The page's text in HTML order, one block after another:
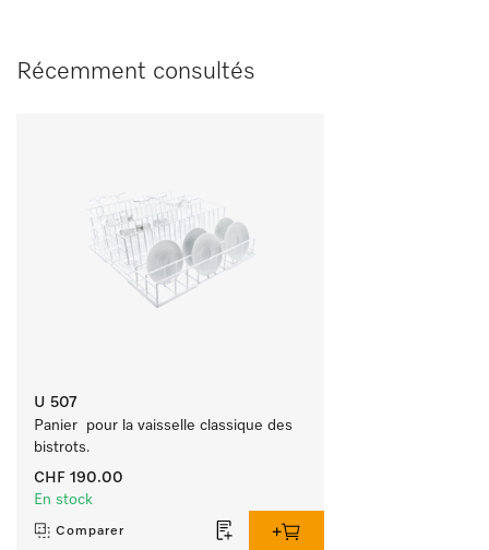
Récemment consultés
U 507
Panier  pour la vaisselle classique des
bistrots.
CHF 190.00
En stock
Comparer